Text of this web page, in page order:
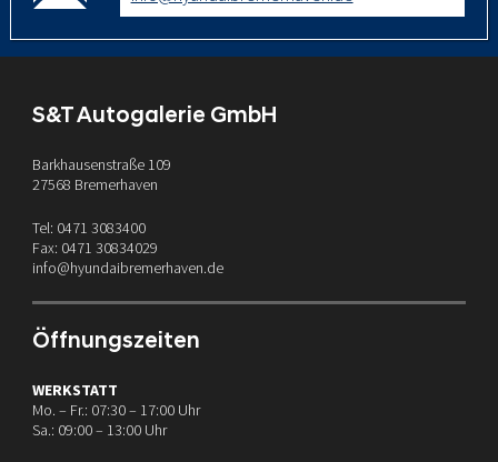
S&T Autogalerie GmbH
Barkhausenstraße 109
27568 Bremerhaven
Tel: 0471 3083400
Fax: 0471 30834029
info@hyundaibremerhaven.de
Öffnungszeiten
WERKSTATT
Mo. – Fr.: 07:30 – 17:00 Uhr
Sa.: 09:00 – 13:00 Uhr